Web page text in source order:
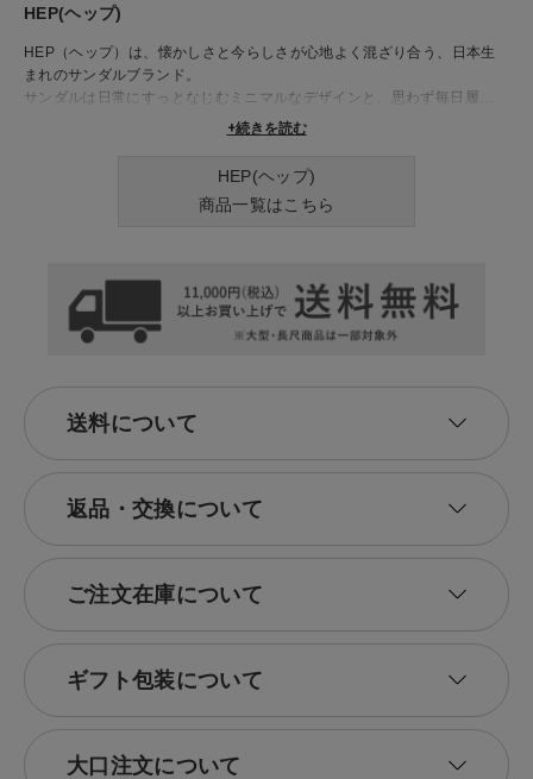
HEP(ヘップ)
HEP（ヘップ）は、懐かしさと今らしさが心地よく混ざり合う、日本生
まれのサンダルブランド。
サンダルは日常にすっとなじむミニマルなデザインと、思わず毎日履きた
くなるような軽やかさが魅力です。クラシカルな雰囲気を残しながら、現
て、しっかりフィットする快適な履き心地。シンプルながらも洗練された
フォルムと、選ぶのが楽しくなるような絶妙な色使いが、装いにさりげな
いアクセントを加えてくれます。肌にやさしい素材感と安定感のあるソー
プラスしてみませんか？
+続きを読む
HEP(ヘップ)
商品一覧はこちら
送料について
返品・交換について
ご注文在庫について
ギフト包装について
大口注文について